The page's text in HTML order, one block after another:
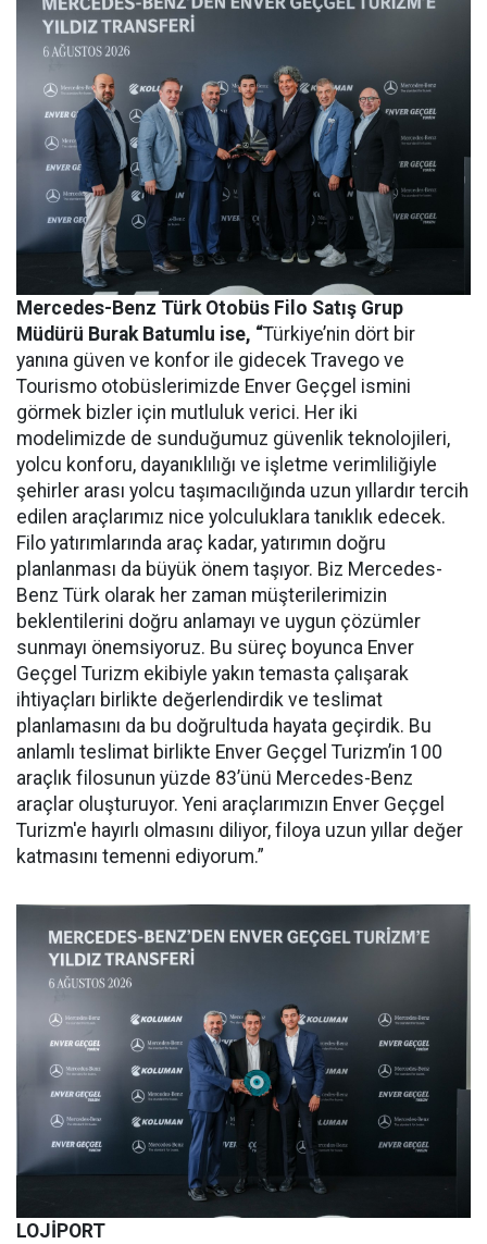
Mercedes-Benz Türk Otobüs Filo Satış Grup
Müdürü Burak Batumlu ise, “Türkiye’nin dört bir
yanına güven ve konfor ile gidecek Travego ve
Tourismo otobüslerimizde Enver Geçgel ismini
görmek bizler için mutluluk verici. Her iki
modelimizde de sunduğumuz güvenlik teknolojileri,
yolcu konforu, dayanıklılığı ve işletme verimliliğiyle
şehirler arası yolcu taşımacılığında uzun yıllardır tercih
edilen araçlarımız nice yolculuklara tanıklık edecek.
Filo yatırımlarında araç kadar, yatırımın doğru
planlanması da büyük önem taşıyor. Biz Mercedes-
Benz Türk olarak her zaman müşterilerimizin
beklentilerini doğru anlamayı ve uygun çözümler
sunmayı önemsiyoruz. Bu süreç boyunca Enver
Geçgel Turizm ekibiyle yakın temasta çalışarak
ihtiyaçları birlikte değerlendirdik ve teslimat
planlamasını da bu doğrultuda hayata geçirdik. Bu
anlamlı teslimat birlikte Enver Geçgel Turizm’in 100
araçlık filosunun yüzde 83’ünü Mercedes-Benz
araçlar oluşturuyor. Yeni araçlarımızın Enver Geçgel
Turizm'e hayırlı olmasını diliyor, filoya uzun yıllar değer
katmasını temenni ediyorum.”
LOJİPORT